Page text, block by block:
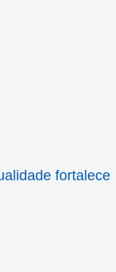
fortalece